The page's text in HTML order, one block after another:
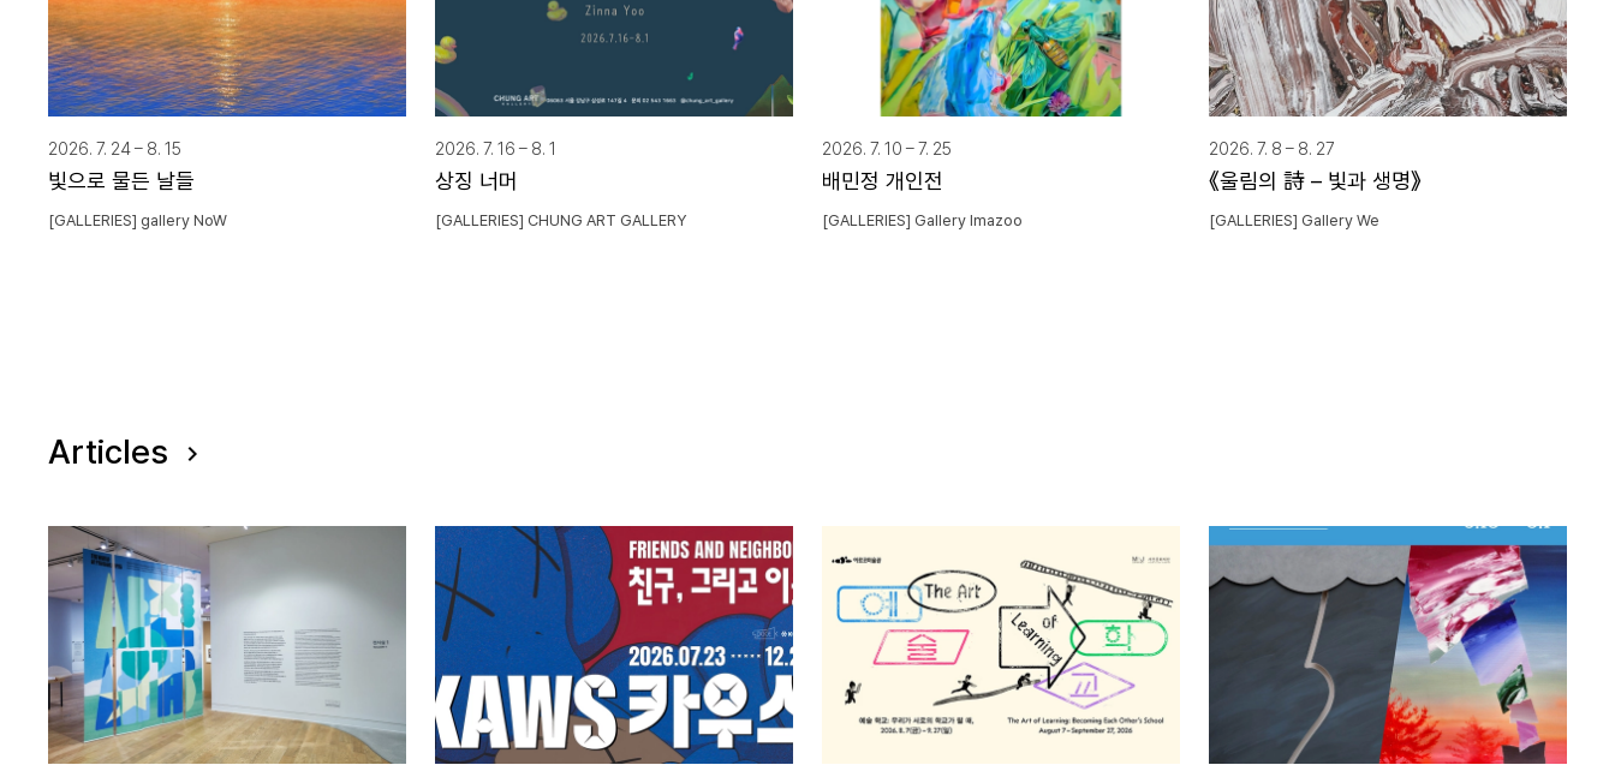
2026. 7. 24 – 8. 15
빛으로 물든 날들
[GALLERIES] gallery NoW
2026. 7. 16 – 8. 1
상징 너머
[GALLERIES] CHUNG ART GALLERY
2026. 7. 10 – 7. 25
배민정 개인전
[GALLERIES] Gallery Imazoo
2026. 7. 8 – 8. 27
《울림의 詩 – 빛과 생명》
[GALLERIES] Gallery We
Articles